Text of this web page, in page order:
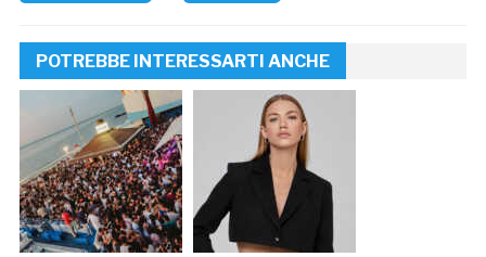
POTREBBE INTERESSARTI ANCHE